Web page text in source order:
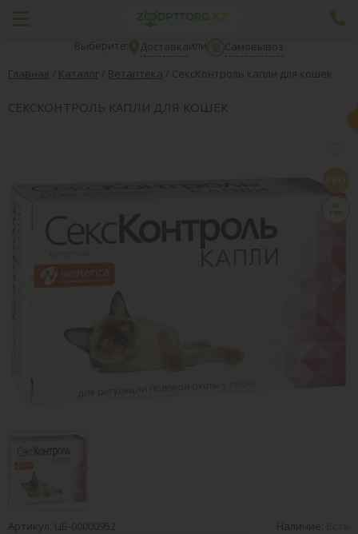
Выберите: Доставкаили
Самовывоз
Главная / Каталог / Ветаптека / СексКонтроль капли для кошек
СЕКСКОНТРОЛЬ КАПЛИ ДЛЯ КОШЕК
Артикул: ЦБ-00000952 Наличие: Есть